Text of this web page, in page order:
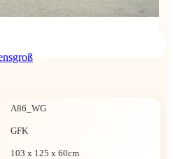
A86_WG
GFK
103 x 125 x 60cm